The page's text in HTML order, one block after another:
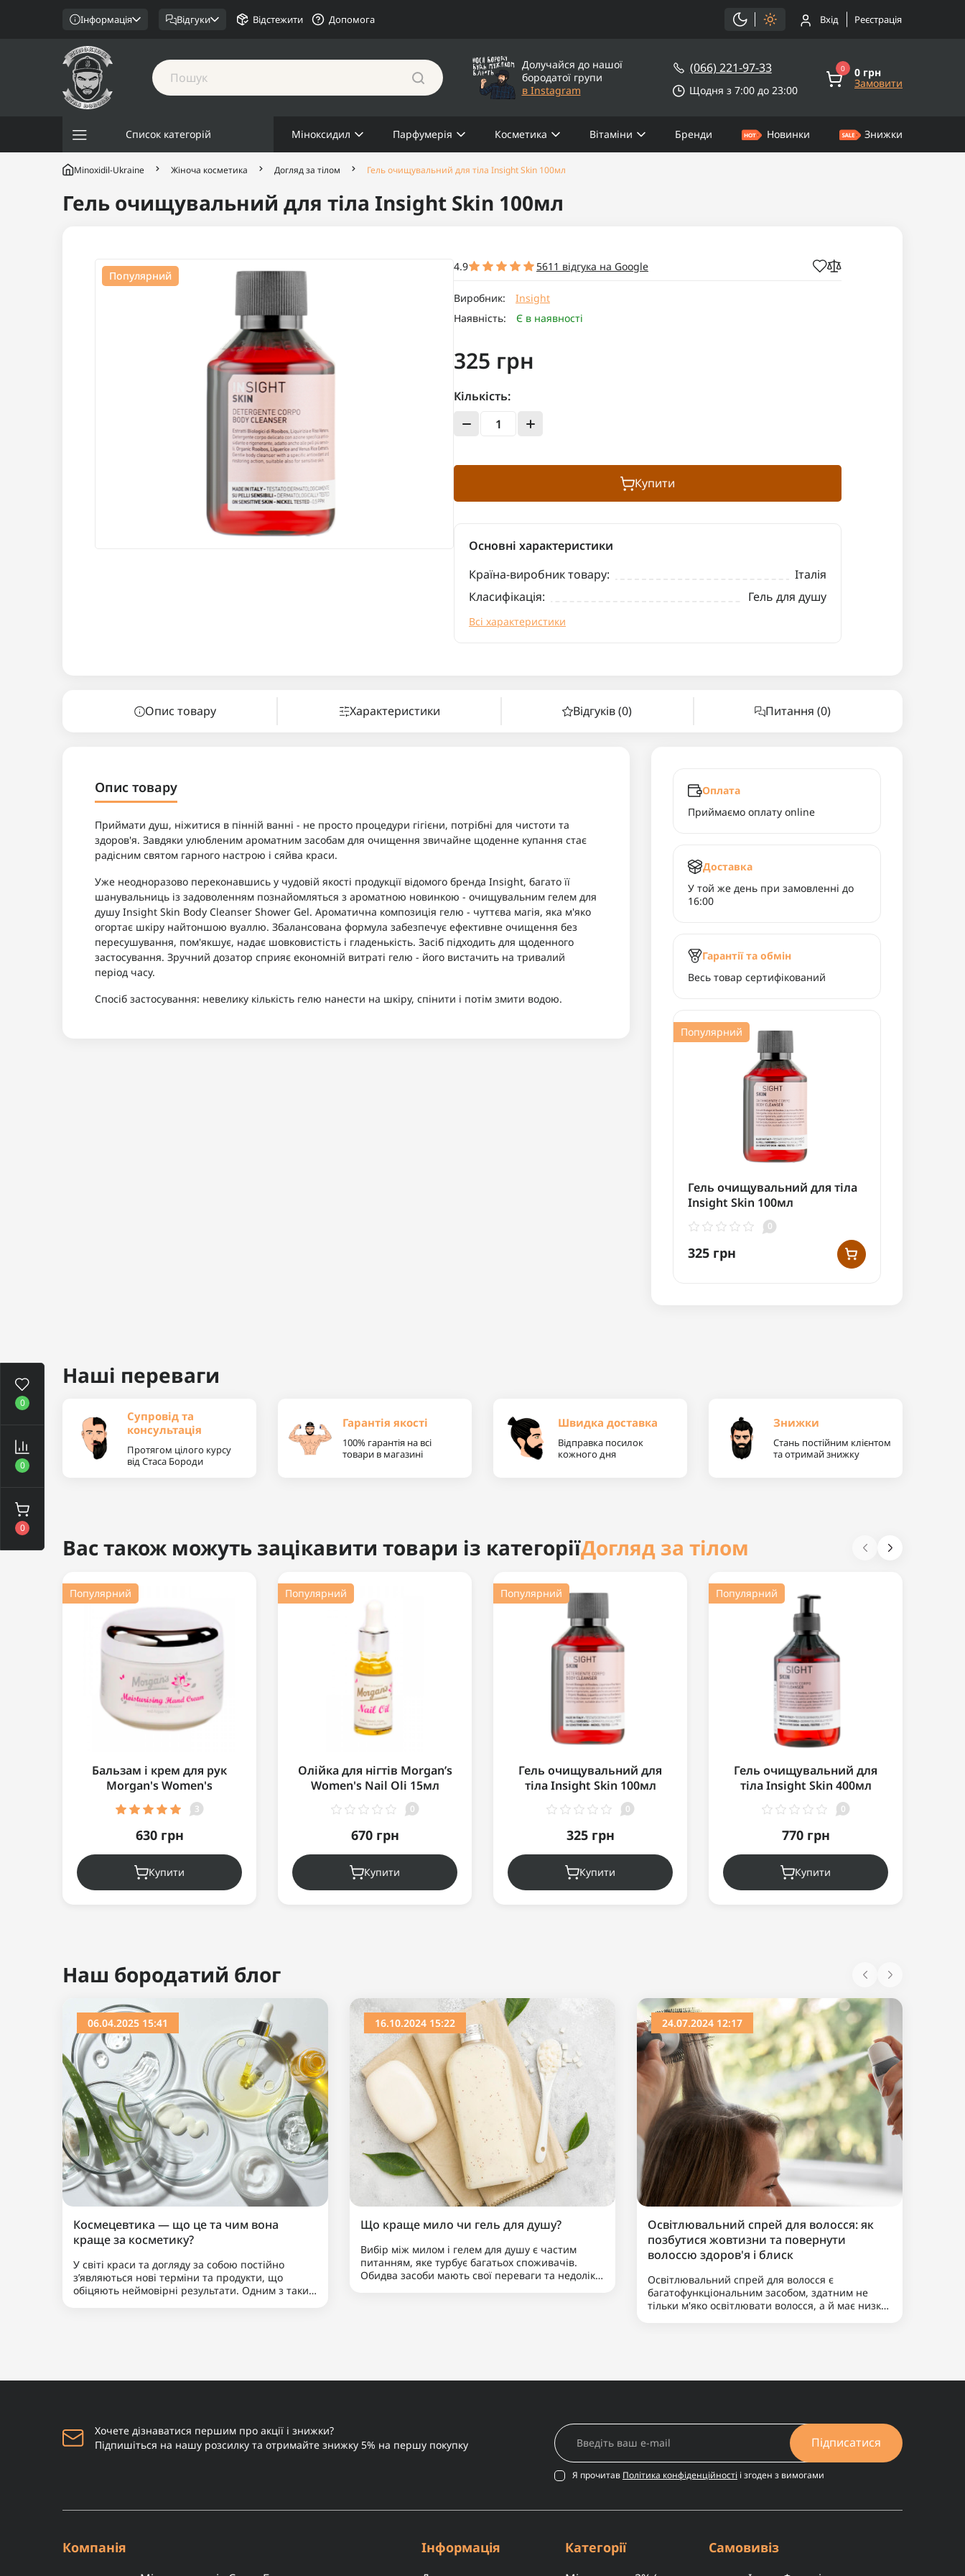
0
0
0
Інформація Відгуки Відстежити Допомога Вхід Реєстрація
Долучайся до нашої
бородатої групи
в Instagram
(066) 221-97-33
Щодня з 7:00 до 23:00
0 0 грн
Замовити
Список категорій Міноксидил Парфумерія Косметика Вітаміни Бренди Новинки Знижки
Minoxidil-Ukraine Жіноча косметика Догляд за тілом Гель очищувальний для тіла Insight Skin 100мл
Гель очищувальний для тіла Insight Skin 100мл
Популярний
4.9 5611 відгука на Google
Виробник:
Insight
Наявність:
Є в наявності
325 грн
Кількість:
Купити
Основні характеристики
Країна-виробник товару:
Італія
Класифікація:
Гель для душу
Всі характеристики
Опис товару Характеристики Відгуків (0) Питання (0)
Опис товару
Приймати душ, ніжитися в пінній ванні - не просто процедури гігієни, потрібні для чистоти та
здоров'я. Завдяки улюбленим ароматним засобам для очищення звичайне щоденне купання стає
радісним святом гарного настрою і сяйва краси.
Уже неодноразово переконавшись у чудовій якості продукції відомого бренда Insight, багато її
шанувальниць із задоволенням познайомляться з ароматною новинкою - очищувальним гелем для
душу Insight Skin Body Cleanser Shower Gel. Ароматична композиція гелю - чуттєва магія, яка м'яко
огортає шкіру найтоншою вуаллю. Збалансована формула забезпечує ефективне очищення без
пересушування, пом'якшує, надає шовковистість і гладенькість. Засіб підходить для щоденного
застосування. Зручний дозатор сприяє економній витраті гелю - його вистачить на тривалий
період часу.
Спосіб застосування: невелику кількість гелю нанести на шкіру, спінити і потім змити водою.
Оплата
Приймаємо оплату online
Доставка
У той же день при замовленні до
16:00
Гарантії та обмін
Весь товар сертифікований
Популярний
Гель очищувальний для тіла
Insight Skin 100мл
0
325 грн
Наші переваги
Супровід та
консультація
Протягом цілого курсу
від Стаса Бороди
Гарантія якості
100% гарантія на всі
товари в магазині
Швидка доставка
Відправка посилок
кожного дня
Знижки
Стань постійним клієнтом
та отримай знижку
Вас також можуть зацікавити товари із категоріїДогляд за тілом
Популярний
Бальзам і крем для рук
Morgan's Women's
Moisturising Hand Cream Jar
100мл
3
630 грн
Купити
Популярний
Олійка для нігтів Morgan’s
Women's Nail Oli 15мл
0
670 грн
Купити
Популярний
Гель очищувальний для
тіла Insight Skin 100мл
0
325 грн
Купити
Популярний
Гель очищувальний для
тіла Insight Skin 400мл
0
770 грн
Купити
Ви дивилися
Популярний
Наш бородатий блог